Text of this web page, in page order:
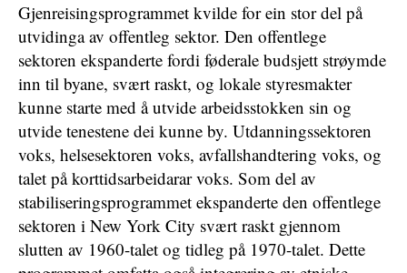
Gjenreisingsprogrammet kvilde for ein stor del på
utvidinga av offentleg sektor. Den offentlege
sektoren ekspanderte fordi føderale budsjett strøymde
inn til byane, svært raskt, og lokale styresmakter
kunne starte med å utvide arbeidsstokken sin og
utvide tenestene dei kunne by. Utdanningssektoren
voks, helsesektoren voks, avfallshandtering voks, og
talet på korttidsarbeidarar voks. Som del av
stabiliseringsprogrammet ekspanderte den offentlege
sektoren i New York City svært raskt gjennom
slutten av 1960-talet og tidleg på 1970-talet. Dette